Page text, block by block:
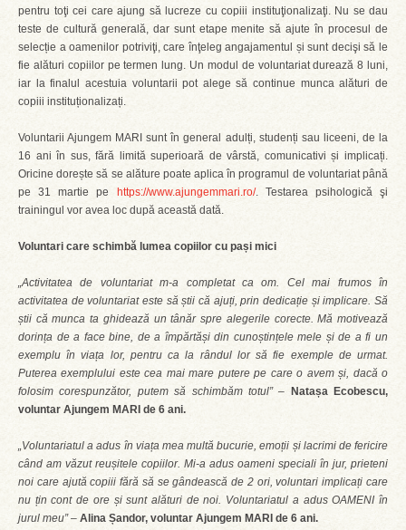
pentru toţi cei care ajung să lucreze cu copiii instituţionalizaţi. Nu se dau
teste de cultură generală, dar sunt etape menite să ajute în procesul de
selecție a oamenilor potriviţi, care înţeleg angajamentul și sunt decişi să le
fie alături copiilor pe termen lung. Un modul de voluntariat durează 8 luni,
iar la finalul acestuia voluntarii pot alege să continue munca alături de
copiii instituționalizați.
Voluntarii Ajungem MARI sunt în general adulți, studenți sau liceeni, de la
16 ani în sus, fără limită superioară de vârstă, comunicativi și implicați.
Oricine dorește să se alăture poate aplica în programul de voluntariat până
pe 31 martie pe
https://www.ajungemmari.ro/. Testarea psihologică şi
trainingul vor avea loc după această dată.
Voluntari care schimbă lumea copiilor cu pași mici
„Activitatea de voluntariat m-a completat ca om. Cel mai frumos în
activitatea de voluntariat este să știi că ajuți, prin dedicație și implicare. Să
știi că munca ta ghidează un tânăr spre alegerile corecte. Mă motivează
dorința de a face bine, de a împărtăși din cunoștințele mele și de a fi un
exemplu în viața lor, pentru ca la rândul lor să fie exemple de urmat.
Puterea exemplului este cea mai mare putere pe care o avem și, dacă o
folosim corespunzător, putem să schimbăm totul”–
Natașa Ecobescu,
voluntar Ajungem MARI de 6 ani.
„Voluntariatul a adus în viața mea multă bucurie, emoții și lacrimi de fericire
când am văzut reușitele copiilor. Mi-a adus oameni speciali în jur, prieteni
noi care ajută copiii fără să se gândească de 2 ori, voluntari implicați care
nu țin cont de ore și sunt alături de noi. Voluntariatul a adus OAMENI în
jurul meu”– Alina Șandor, voluntar Ajungem MARI de 6 ani.